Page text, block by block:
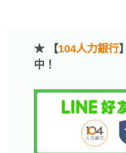
★ 【104人力銀行】
中！